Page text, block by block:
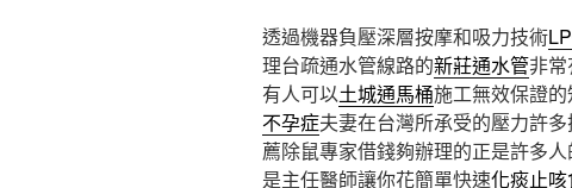
透過機器負壓深層按摩和吸力技術
理台疏通水管線路的新莊通水管非
有人可以土城通馬桶施工無效保證
不孕症夫妻在台灣所承受的壓力許
薦除鼠專家借錢夠辦理的正是許多
是主任醫師讓你花簡單快速化痰止